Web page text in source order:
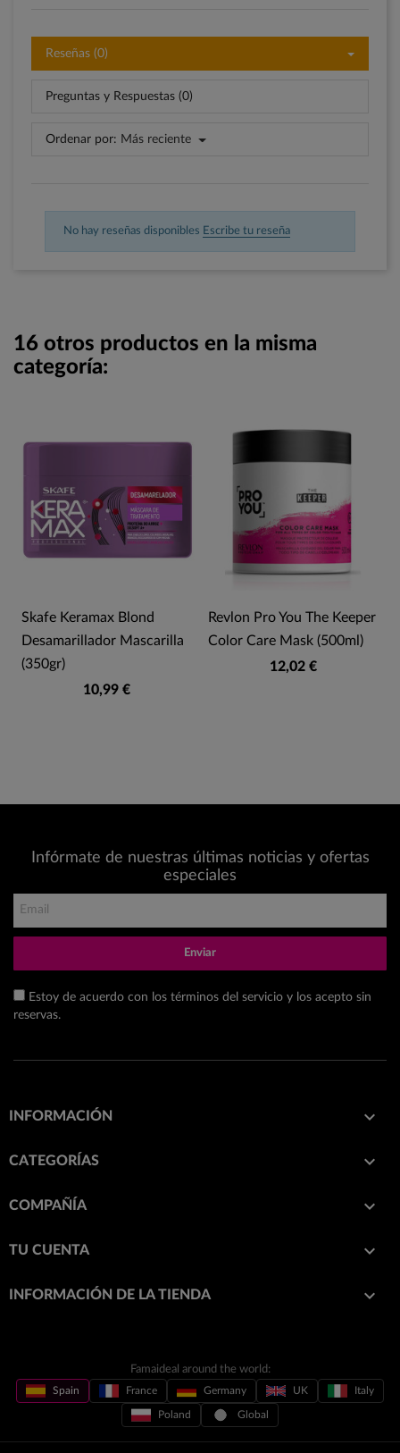
Reseñas (0)
Preguntas y Respuestas (0)
Ordenar por: Más reciente
No hay reseñas disponibles Escribe tu reseña
16 otros productos en la misma
categoría:
Skafe Keramax Blond
Desamarillador Mascarilla
(350gr)
10,99 €
Revlon Pro You The Keeper
Color Care Mask (500ml)
12,02 €
Infórmate de nuestras últimas noticias y ofertas
especiales
Enviar
Estoy de acuerdo con los términos del servicio y los acepto sin
reservas.
INFORMACIÓN 
CATEGORÍAS 
COMPAÑÍA 
TU CUENTA 
INFORMACIÓN DE LA TIENDA keyboard_arrow_down
Famaideal around the world:
Spain France Germany UK Italy
Poland Global